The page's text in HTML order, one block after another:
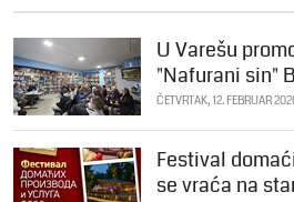
U Varešu
"Nafurani sin"
ČETVRTAK, 12. FEBRUAR
Festival
se vraća na